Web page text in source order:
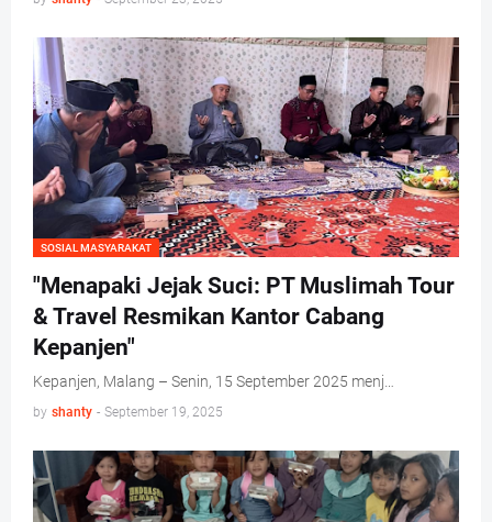
SOSIAL MASYARAKAT
"Menapaki Jejak Suci: PT Muslimah Tour
& Travel Resmikan Kantor Cabang
Kepanjen"
Kepanjen, Malang – Senin, 15 September 2025 menj…
by shanty - September 19, 2025